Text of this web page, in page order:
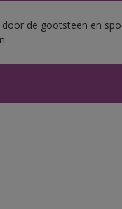
de gootsteen en